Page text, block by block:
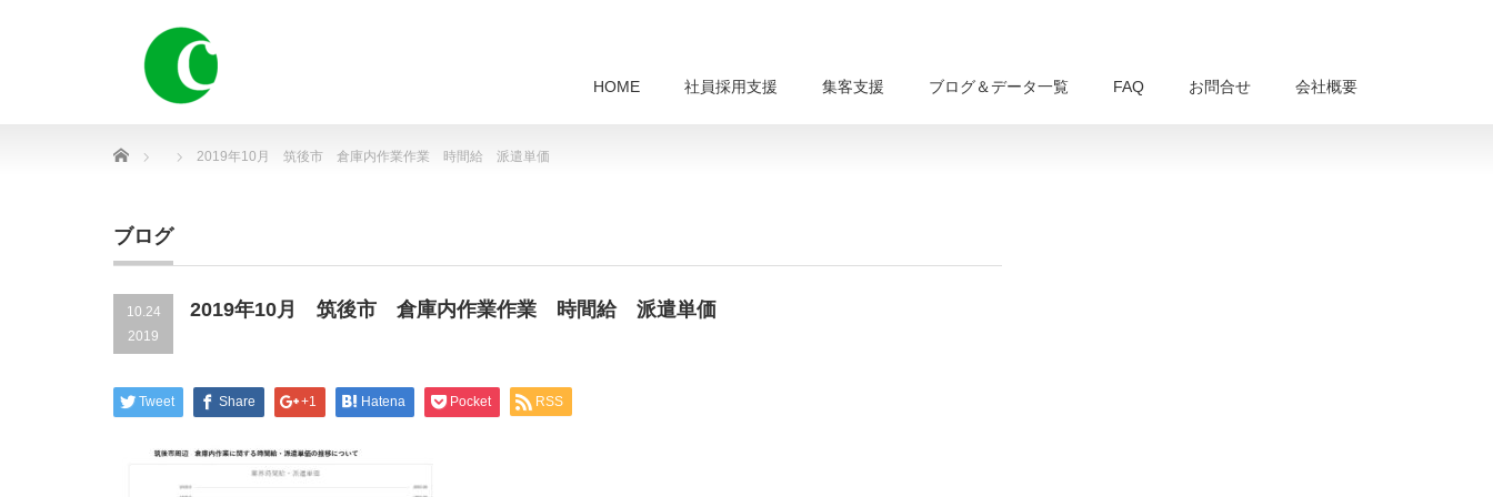
HOME 社員採用支援 集客支援 ブログ＆データ一覧 FAQ お問合せ 会社概要
Home 2019年10月 筑後市 倉庫内作業作業 時間給 派遣単価
ブログ
10.24
2019
2019年10月 筑後市 倉庫内作業作業 時間給 派遣単価
Tweet Share +1 Hatena Pocket RSS